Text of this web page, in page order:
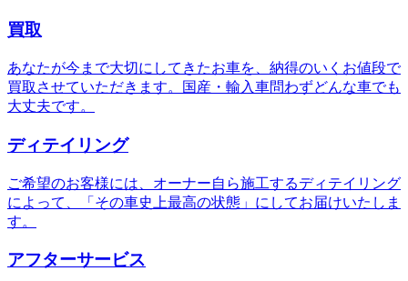
買取
あなたが今まで大切にしてきたお車を、納得のいくお値段で
買取させていただきます。国産・輸入車問わずどんな車でも
大丈夫です。
ディテイリング
ご希望のお客様には、オーナー自ら施工するディテイリング
によって、「その車史上最高の状態」にしてお届けいたしま
す。
アフターサービス